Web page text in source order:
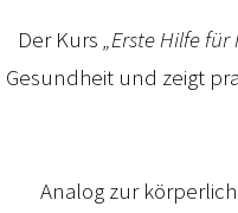
Der Kurs „Erste Hilfe
Gesundheit und zeigt
Analog zur